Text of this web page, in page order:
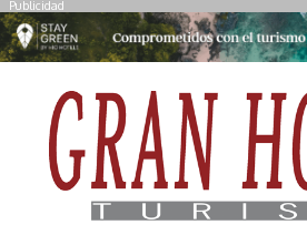
Publicidad